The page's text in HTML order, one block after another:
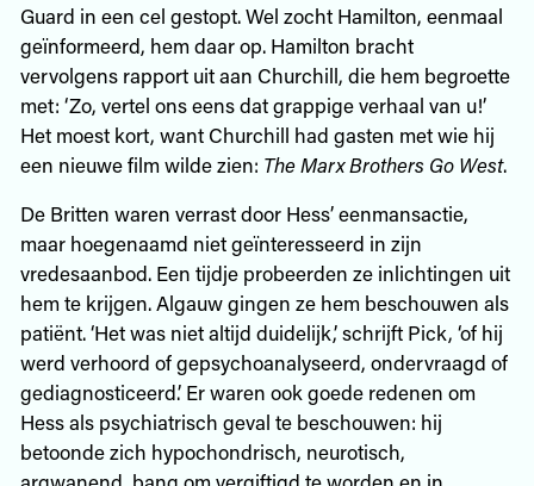
Guard in een cel gestopt. Wel zocht Hamilton, eenmaal
geïnformeerd, hem daar op. Hamilton bracht
vervolgens rapport uit aan Churchill, die hem begroette
met: ‘Zo, vertel ons eens dat grappige verhaal van u!’
Het moest kort, want Churchill had gasten met wie hij
een nieuwe film wilde zien: The Marx Brothers Go West.
De Britten waren verrast door Hess’ eenmansactie,
maar hoegenaamd niet geïnteresseerd in zijn
vredesaanbod. Een tijdje probeerden ze inlichtingen uit
hem te krijgen. Algauw gingen ze hem beschouwen als
patiënt. ‘Het was niet altijd duidelijk,’ schrijft Pick, ‘of hij
werd verhoord of gepsychoanalyseerd, ondervraagd of
gediagnosticeerd.’ Er waren ook goede redenen om
Hess als psychiatrisch geval te beschouwen: hij
betoonde zich hypochondrisch, neurotisch,